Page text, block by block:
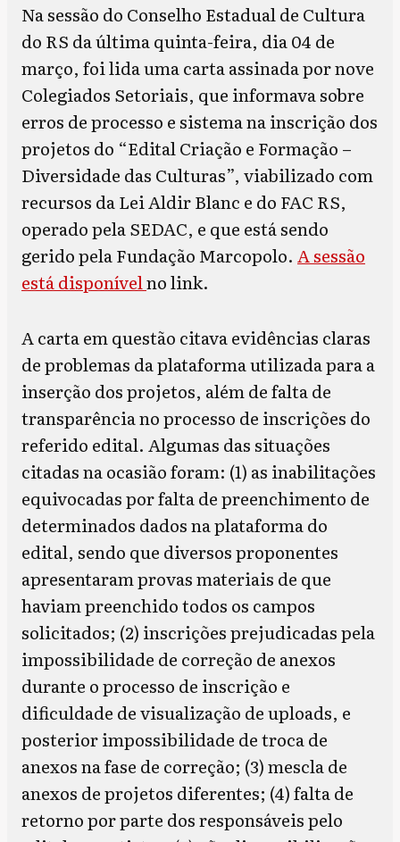
Na sessão do Conselho Estadual de Cultura
do RS da última quinta-feira, dia 04 de
março, foi lida uma carta assinada por nove
Colegiados Setoriais, que informava sobre
erros de processo e sistema na inscrição dos
projetos do “Edital Criação e Formação –
Diversidade das Culturas”, viabilizado com
recursos da Lei Aldir Blanc e do FAC RS,
operado pela SEDAC, e que está sendo
gerido pela Fundação Marcopolo. A sessão
está disponívelno link.
A carta em questão citava evidências claras
de problemas da plataforma utilizada para a
inserção dos projetos, além de falta de
transparência no processo de inscrições do
referido edital. Algumas das situações
citadas na ocasião foram: (1) as inabilitações
equivocadas por falta de preenchimento de
determinados dados na plataforma do
edital, sendo que diversos proponentes
apresentaram provas materiais de que
haviam preenchido todos os campos
solicitados; (2) inscrições prejudicadas pela
impossibilidade de correção de anexos
durante o processo de inscrição e
dificuldade de visualização de uploads, e
posterior impossibilidade de troca de
anexos na fase de correção; (3) mescla de
anexos de projetos diferentes; (4) falta de
retorno por parte dos responsáveis pelo